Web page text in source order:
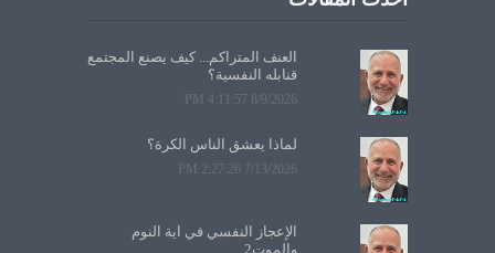
العنف المتراكم... كيف يصنع المجتمع
قنابله النفسية؟
8/9/2026 4:11:57 PM
لماذا يعشق الناس الكرة؟
7/13/2026 2:27:26 PM
الإعجاز النفسي في آية النوم
والموت2